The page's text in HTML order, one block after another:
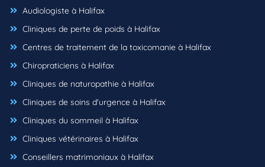
Audiologiste à Halifax
Cliniques de perte de poids à Halifax
Centres de traitement de la toxicomanie à Halifax
Chiropraticiens à Halifax
Cliniques de naturopathie à Halifax
Cliniques de soins d'urgence à Halifax
Cliniques du sommeil à Halifax
Cliniques vétérinaires à Halifax
Conseillers matrimoniaux à Halifax